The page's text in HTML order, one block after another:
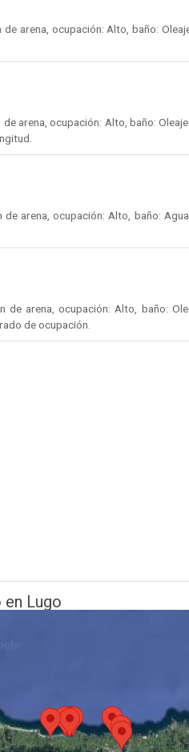
arena, ocupación: Alto, baño:
arena, ocupación: Alto, baño:
arena, ocupación: Alto, baño:
arena, ocupación: Alto, baño:
de ocupación.
en Lugo